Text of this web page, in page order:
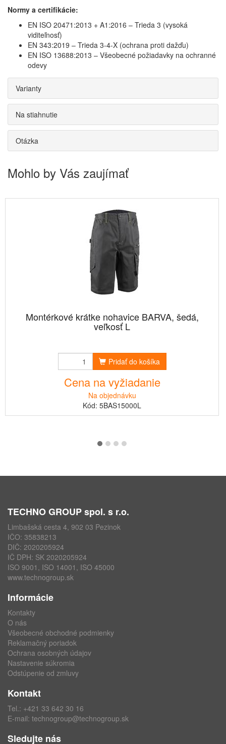
Normy a certifikácie:
EN ISO 20471:2013 + A1:2016 – Trieda 3 (vysoká
viditeľnosť)
EN 343:2019 – Trieda 3-4-X (ochrana proti dažďu)
EN ISO 13688:2013 – Všeobecné požiadavky na ochranné
odevy
Varianty
Na stiahnutie
Otázka
Mohlo by Vás zaujímať
Montérkové krátke nohavice BARVA, šedá,
veľkosť L
Pridať do košíka
Cena na vyžiadanie
Na objednávku
Kód: 5BAS15000L
TECHNO GROUP spol. s r.o.
Limbašská cesta 4, 902 03 Pezinok
IČO: 35838213
DIČ: 2020205924
IČ DPH: SK 2020205924
ISO 9001, ISO 14001, ISO 45000
www.technogroup.sk
Informácie
Kontakty
O nás
Všeobecné obchodné podmienky
Reklamačný poriadok
Ochrana osobných údajov
Nastavenie súkromia
Odstúpenie od zmluvy
Kontakt
Tel.: +421 33 642 30 16
E-mail: technogroup@technogroup.sk
Sledujte nás